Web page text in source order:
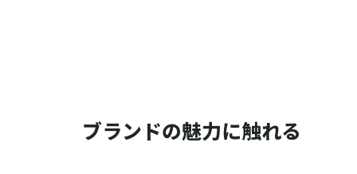
ブランドの魅力に触れる